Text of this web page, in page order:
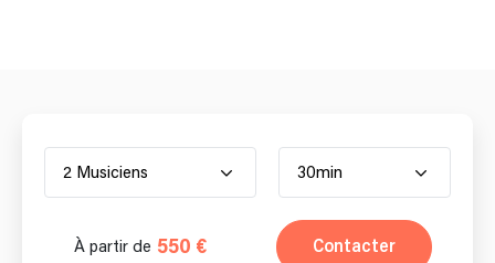
2 Musiciens 30min
À partir de 550 € Contacter